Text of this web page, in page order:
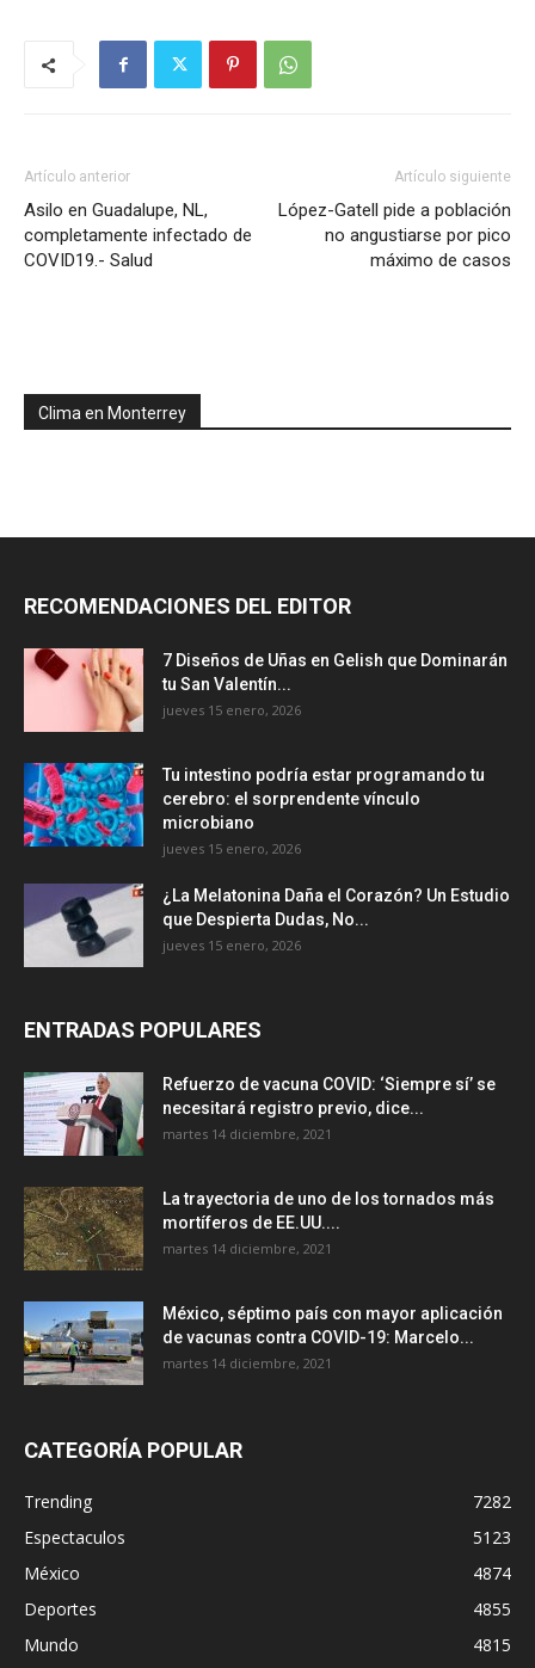
Artículo anterior
Asilo en Guadalupe, NL,
completamente infectado de
COVID19.- Salud
Artículo siguiente
López-Gatell pide a población
no angustiarse por pico
máximo de casos
Clima en Monterrey
RECOMENDACIONES DEL EDITOR
7 Diseños de Uñas en Gelish que Dominarán
tu San Valentín...
jueves 15 enero, 2026
Tu intestino podría estar programando tu
cerebro: el sorprendente vínculo
microbiano
jueves 15 enero, 2026
¿La Melatonina Daña el Corazón? Un Estudio
que Despierta Dudas, No...
jueves 15 enero, 2026
ENTRADAS POPULARES
Refuerzo de vacuna COVID: ‘Siempre sí’ se
necesitará registro previo, dice...
martes 14 diciembre, 2021
La trayectoria de uno de los tornados más
mortíferos de EE.UU....
martes 14 diciembre, 2021
México, séptimo país con mayor aplicación
de vacunas contra COVID-19: Marcelo...
martes 14 diciembre, 2021
CATEGORÍA POPULAR
Trending
7282
Espectaculos
5123
México
4874
Deportes
4855
Mundo
4815